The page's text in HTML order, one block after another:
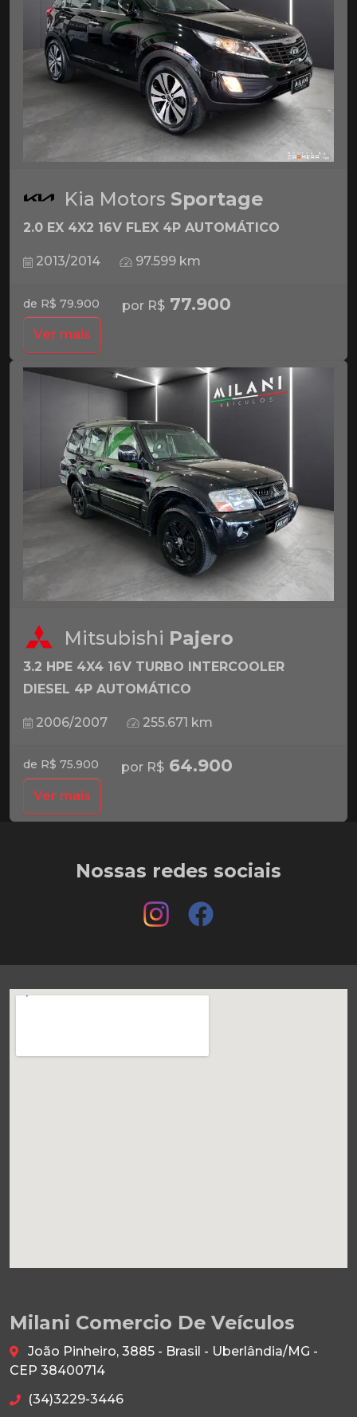
Kia Motors Sportage
2.0 EX 4X2 16V FLEX 4P AUTOMÁTICO
2013/2014 97.599 km
de R$ 79.900 por R$ 77.900
Ver mais
Mitsubishi Pajero
3.2 HPE 4X4 16V TURBO INTERCOOLER
DIESEL 4P AUTOMÁTICO
2006/2007 255.671 km
de R$ 75.900 por R$ 64.900
Ver mais
Nossas redes sociais
Milani Comercio De Veículos
João Pinheiro, 3885 - Brasil - Uberlândia/MG -
CEP 38400714
(34)3229-3446